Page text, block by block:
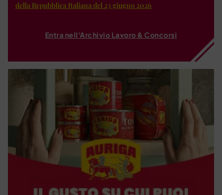
della Repubblica Italiana del 23 giugno 2026
Entra nell'Archivio Lavoro & Concorsi